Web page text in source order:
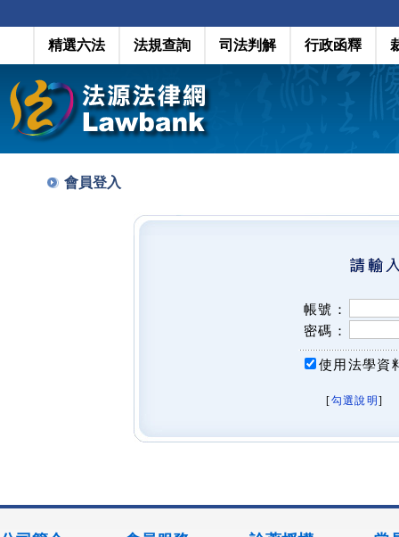
精選六法 法規查詢 司法判解 行政函釋
會員登入
帳號：
密碼：
使用法學資
[勾選說明 ]